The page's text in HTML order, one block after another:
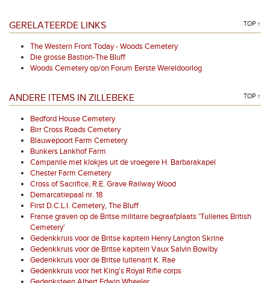
GERELATEERDE LINKS TOP ↑
The Western Front Today - Woods Cemetery
Die grosse Bastion-The Bluff
Woods Cemetery op/on Forum Eerste Wereldoorlog
ANDERE ITEMS IN ZILLEBEKE TOP ↑
Bedford House Cemetery
Birr Cross Roads Cemetery
Blauwepoort Farm Cemetery
Bunkers Lankhof Farm
Campanile met klokjes uit de vroegere H. Barbarakapel
Chester Farm Cemetery
Cross of Sacrifice, R.E. Grave Railway Wood
Demarcatiepaal nr. 18
First D.C.L.I. Cemetery, The Bluff
Franse graven op de Britse militaire begraafplaats 'Tuileries British
Cemetery'
Gedenkkruis voor de Britse kapitein Henry Langton Skrine
Gedenkkruis voor de Britse kapitein Vaux Salvin Bowlby
Gedenkkruis voor de Britse luitenant K. Rae
Gedenkkruis voor het King's Royal Rifle corps